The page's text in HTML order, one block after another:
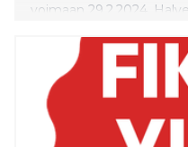
voimaan 29.2.2024.